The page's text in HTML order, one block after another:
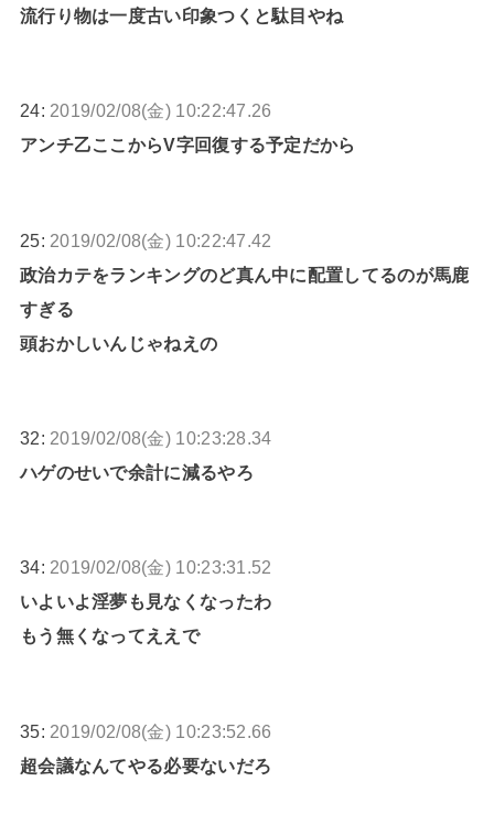
流行り物は一度古い印象つくと駄目やね
24: 2019/02/08(金) 10:22:47.26
アンチ乙ここからV字回復する予定だから
25: 2019/02/08(金) 10:22:47.42
政治カテをランキングのど真ん中に配置してるのが馬鹿
すぎる
頭おかしいんじゃねえの
32: 2019/02/08(金) 10:23:28.34
ハゲのせいで余計に減るやろ
34: 2019/02/08(金) 10:23:31.52
いよいよ淫夢も見なくなったわ
もう無くなってええで
35: 2019/02/08(金) 10:23:52.66
超会議なんてやる必要ないだろ